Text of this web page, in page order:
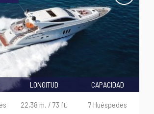
LONGITUD
22,38 m. / 73 ft.
CAPACIDAD
7 Huéspedes